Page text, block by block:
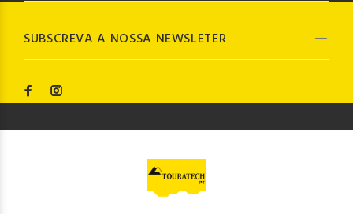
SUBSCREVA A NOSSA NEWSLETER